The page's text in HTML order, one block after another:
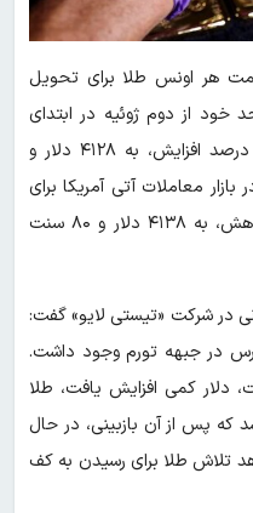
هر اونس طلا برای تحویل
از دوم ژوئیه در ابتدای
معاملات روز جاری، در ادامه با ۰.۶ درصد افزایش، به ۴۱۲۸ دلار و
معاملات آتی آمریکا برای
تحویل در ماه اوت، با ۰.۴ درصد کاهش، به ۴۱۳۸ دلار و ۸۰ سنت
در شرکت «تیستی لایو» گفت:
ترس در جبهه تورم وجود داشت.
دلار کمی افزایش یافت، طلا
که پس از آن بازبینی، در حال
تلاش طلا برای رسیدن به کف